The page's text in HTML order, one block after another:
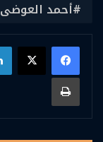
أحمد العوضى
طباعة